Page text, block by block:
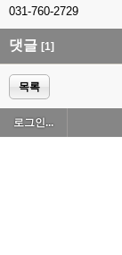
031-760-2729
댓글 [1]
목록
로그인...